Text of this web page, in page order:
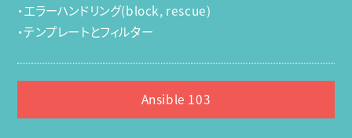
・エラーハンドリング(block, rescue)
・テンプレートとフィルター
Ansible 103